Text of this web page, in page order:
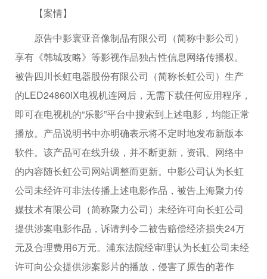
【案情】
原告中影寰亚音像制品有限公司（简称中影公司）
享有《韩城攻略》等影视作品独占性信息网络传播权。
被告四川长虹电器股份有限公司（简称长虹公司）生产
的LED24860iX电视机连网后，无需下载任何应用程序，
即可在电视机的“乐影”平台中搜索到上述电影，均能正常
播放。产品说明书中亦明确表示将不定时地发布新版本
软件。该产品可在线升级，并不断更新，资讯、网络中
的内容随长虹公司网站调整而更新。中影公司认为长虹
公司未经许可非法传播上述电影作品，被告上海聚力传
媒技术有限公司（简称聚力公司）未经许可向长虹公司
提供涉案电影作品，诉请判令二被告赔偿经济损失24万
元及合理费用6万元。浦东法院经审理认为长虹公司未经
许可向公众提供涉案影片的播放，侵害了原告的著作